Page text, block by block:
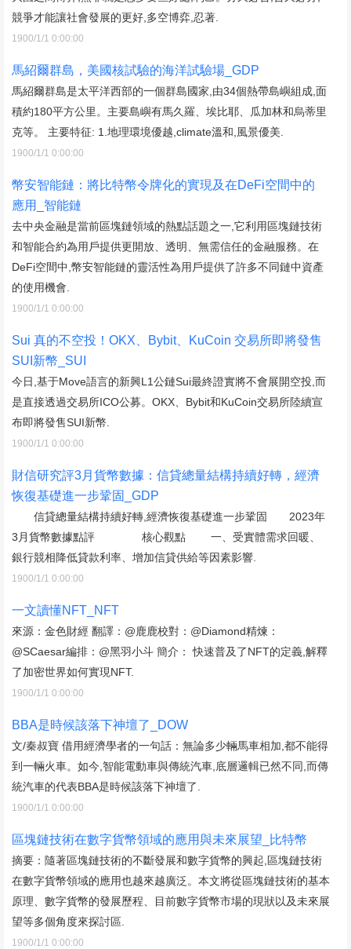
競爭才能讓社會發展的更好,多空博弈,忍著.
1900/1/1 0:00:00
馬紹爾群島，美國核試驗的海洋試驗場_GDP
馬紹爾群島是太平洋西部的一個群島國家,由34個熱帶島嶼組成,面
積約180平方公里。主要島嶼有馬久羅、埃比耶、瓜加林和烏蒂里
克等。 主要特征: 1.地理環境優越,climate溫和,風景優美.
1900/1/1 0:00:00
幣安智能鏈：將比特幣令牌化的實現及在DeFi空間中的
應用_智能鏈
去中央金融是當前區塊鏈領域的熱點話題之一,它利用區塊鏈技術
和智能合約為用戶提供更開放、透明、無需信任的金融服務。在
DeFi空間中,幣安智能鏈的靈活性為用戶提供了許多不同鏈中資產
的使用機會.
1900/1/1 0:00:00
Sui 真的不空投！OKX、Bybit、KuCoin 交易所即將發售
SUI新幣_SUI
今日,基于Move語言的新興L1公鏈Sui最終證實將不會展開空投,而
是直接透過交易所ICO公募。OKX、Bybit和KuCoin交易所陸續宣
布即將發售SUI新幣.
1900/1/1 0:00:00
財信研究評3月貨幣數據：信貸總量結構持續好轉，經濟
恢復基礎進一步鞏固_GDP
信貸總量結構持續好轉,經濟恢復基礎進一步鞏固 2023年
3月貨幣數據點評 核心觀點 一、受實體需求回暖、
銀行競相降低貸款利率、增加信貸供給等因素影響.
1900/1/1 0:00:00
一文讀懂NFT_NFT
來源：金色財經 翻譯：@鹿鹿校對：@Diamond精煉：
@SCaesar編排：@黑羽小斗 簡介： 快速普及了NFT的定義,解釋
了加密世界如何實現NFT.
1900/1/1 0:00:00
BBA是時候該落下神壇了_DOW
文/秦叔寶 借用經濟學者的一句話：無論多少輛馬車相加,都不能得
到一輛火車。如今,智能電動車與傳統汽車,底層邏輯已然不同,而傳
統汽車的代表BBA是時候該落下神壇了.
1900/1/1 0:00:00
區塊鏈技術在數字貨幣領域的應用與未來展望_比特幣
摘要：隨著區塊鏈技術的不斷發展和數字貨幣的興起,區塊鏈技術
在數字貨幣領域的應用也越來越廣泛。本文將從區塊鏈技術的基本
原理、數字貨幣的發展歷程、目前數字貨幣市場的現狀以及未來展
望等多個角度來探討區.
1900/1/1 0:00:00